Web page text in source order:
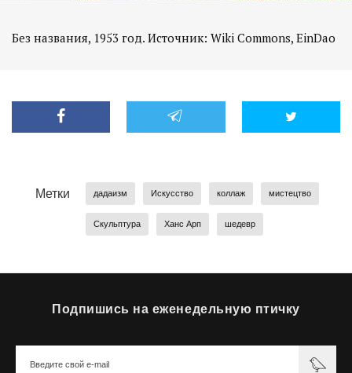
Без названия, 1953 год. Источник: Wiki Commons, EinDao
Метки дадаизм Искусство коллаж мистецтво
Скульптура Ханс Арп шедевр
Подпишись на еженедельную птичку